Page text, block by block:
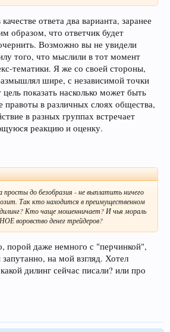
ответа два варианта, заранее
образом, что ответчик будет
Возможно вы не увидели
того, что мыслили в тот момент
тематики. Я же со своей стороны,
шире, с независимой точки
показать насколько может быть
правоты в различных слоях общества,
в разных группах встречает
реакцию и оценку.
до безобразия - не выплатить ничего
Так кто находится в преимущественном
Кто чаще мошенничает? И чья мораль
воровство денег трейдеров?
порой даже немного с "перчинкой",
на мой взгляд. Хотел
дилинг сейчас писали? или про